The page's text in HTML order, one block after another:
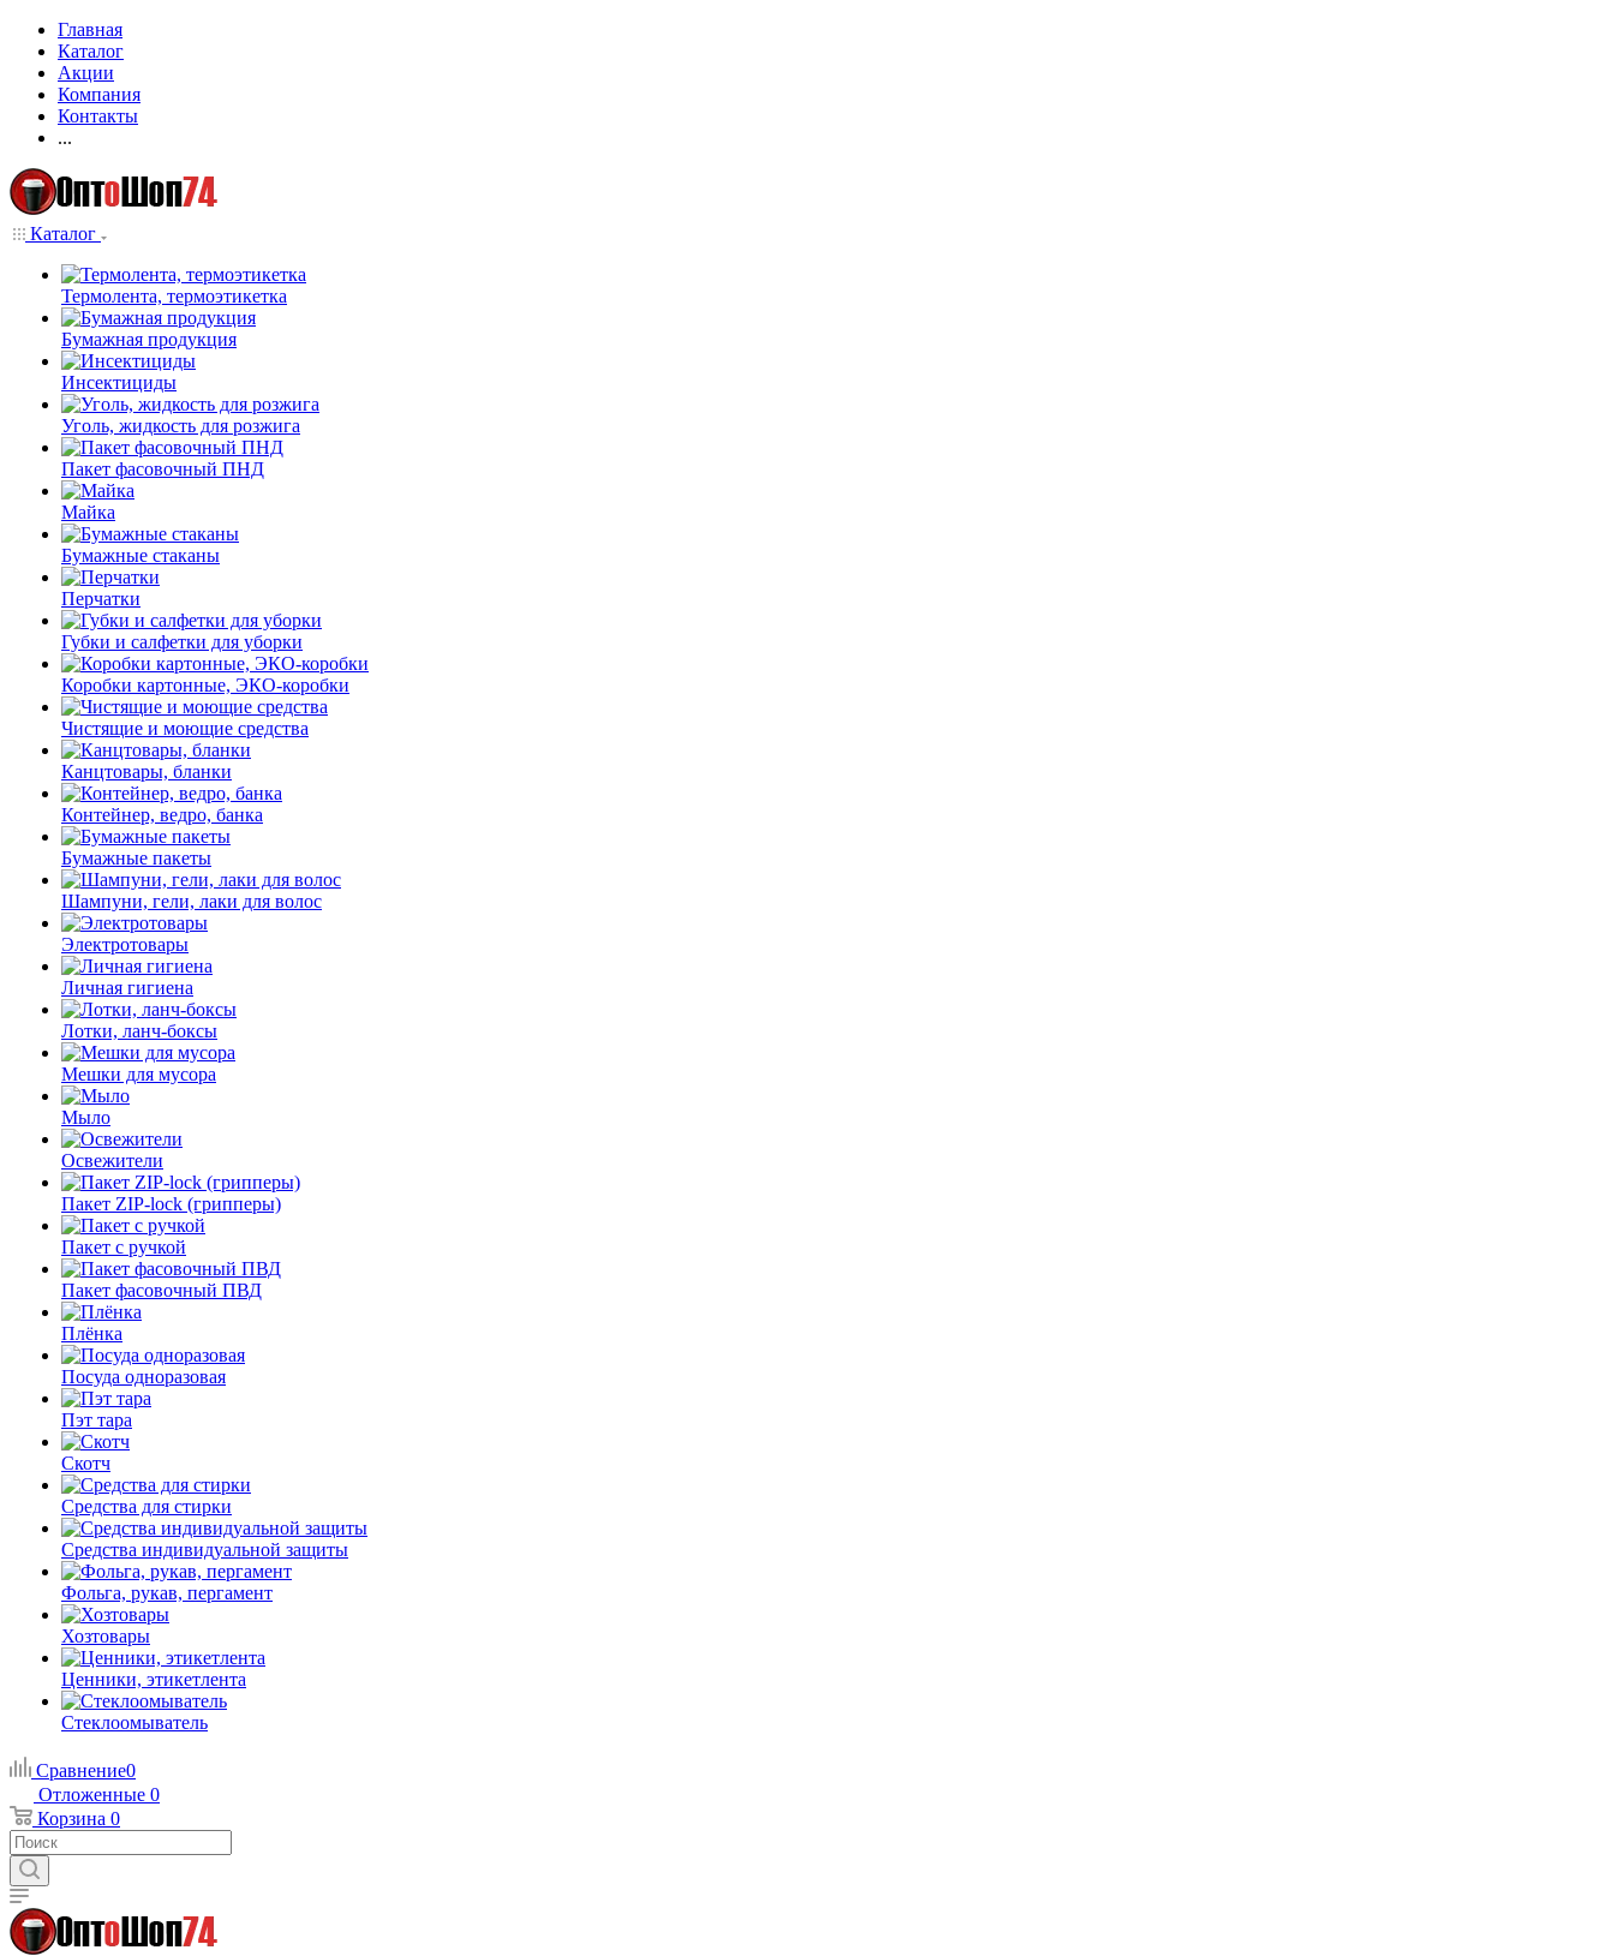
Главная
Каталог
Акции
Компания
Контакты
...
Каталог
Термолента, термоэтикетка
Бумажная продукция
Инсектициды
Уголь, жидкость для розжига
Пакет фасовочный ПНД
Майка
Бумажные стаканы
Перчатки
Губки и салфетки для уборки
Коробки картонные, ЭКО-коробки
Чистящие и моющие средства
Канцтовары, бланки
Контейнер, ведро, банка
Бумажные пакеты
Шампуни, гели, лаки для волос
Электротовары
Личная гигиена
Лотки, ланч-боксы
Мешки для мусора
Мыло
Освежители
Пакет ZIP-lock (грипперы)
Пакет с ручкой
Пакет фасовочный ПВД
Плёнка
Посуда одноразовая
Пэт тара
Скотч
Средства для стирки
Средства индивидуальной защиты
Фольга, рукав, пергамент
Хозтовары
Ценники, этикетлента
Стеклоомыватель
Сравнение0
Отложенные 0
Корзина 0